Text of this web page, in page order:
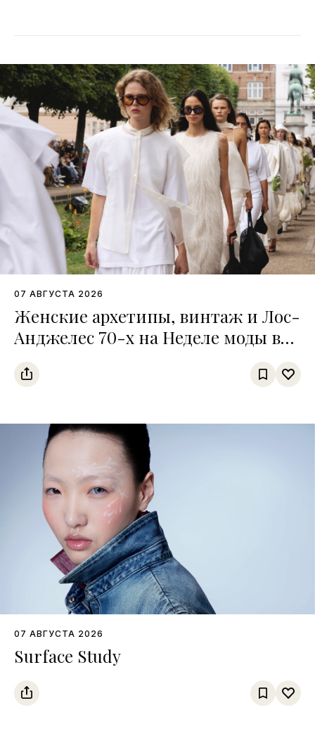
07 АВГУСТА 2026
Женские архетипы, винтаж и Лос-
Анджелес 70-х на Неделе моды в
Копенгагене
07 АВГУСТА 2026
Surface Study